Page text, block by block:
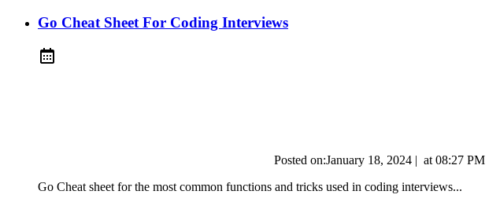
Go Cheat Sheet For Coding Interviews
Posted on:January 18, 2024 | at 08:27 PM
Go Cheat sheet for the most common functions and tricks used in coding interviews...